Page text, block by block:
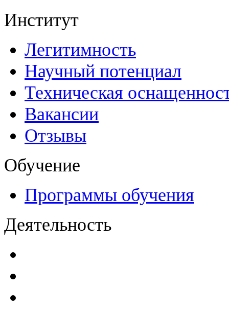
Институт
Легитимность
Научный потенциал
Техническая
Вакансии
Отзывы
Обучение
Программы обучения
Деятельность